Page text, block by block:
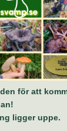
för att
ligger uppe.